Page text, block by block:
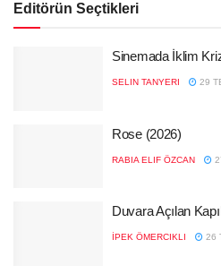
Editörün Seçtikleri
Sinemada İklim
SELIN TANYERI 29
Rose (2026)
RABIA ELIF ÖZCAN
Duvara Açılan
İPEK ÖMERCIKLI 26